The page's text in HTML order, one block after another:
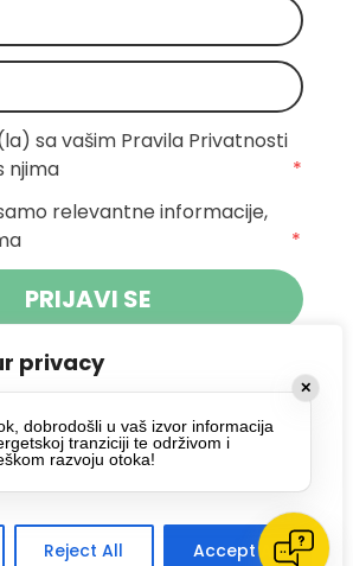
privacy
enhance your browsing experience,
ads or content, and analyze our
All", you consent to our use
Reject All Accept All
sa vašim Pravila Privatnosti
njima
*
relevantne informacije,
*
PRIJAVI SE
dajete suglasnost za
Pokreta Otoka te se
privatnosti.
MREŽE
✕
dobrodošli u vaš izvor informacija
tranziciji te održivom i
razvoju otoka!